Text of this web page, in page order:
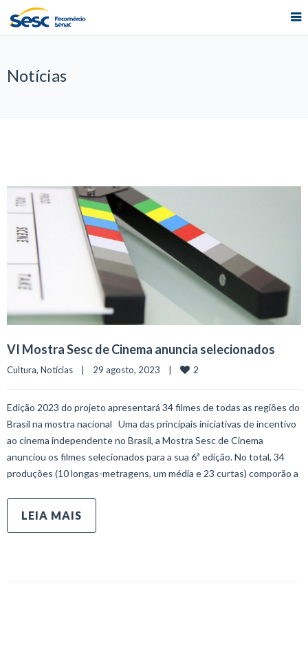
Notícias
VI Mostra Sesc de Cinema anuncia selecionados
Cultura, Notícias
    |    29 agosto, 2023    |
2
Edição 2023 do projeto apresentará 34 filmes de todas as regiões do
Brasil na mostra nacional Uma das principais iniciativas de incentivo
ao cinema independente no Brasil, a Mostra Sesc de Cinema
anunciou os filmes selecionados para a sua 6ª edição. No total, 34
produções (10 longas-metragens, um média e 23 curtas) comporão a
LEIA MAIS